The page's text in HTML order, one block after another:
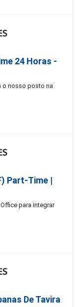
24 Horas -
o nosso posto na
Part-Time |
para integrar
De Tavira